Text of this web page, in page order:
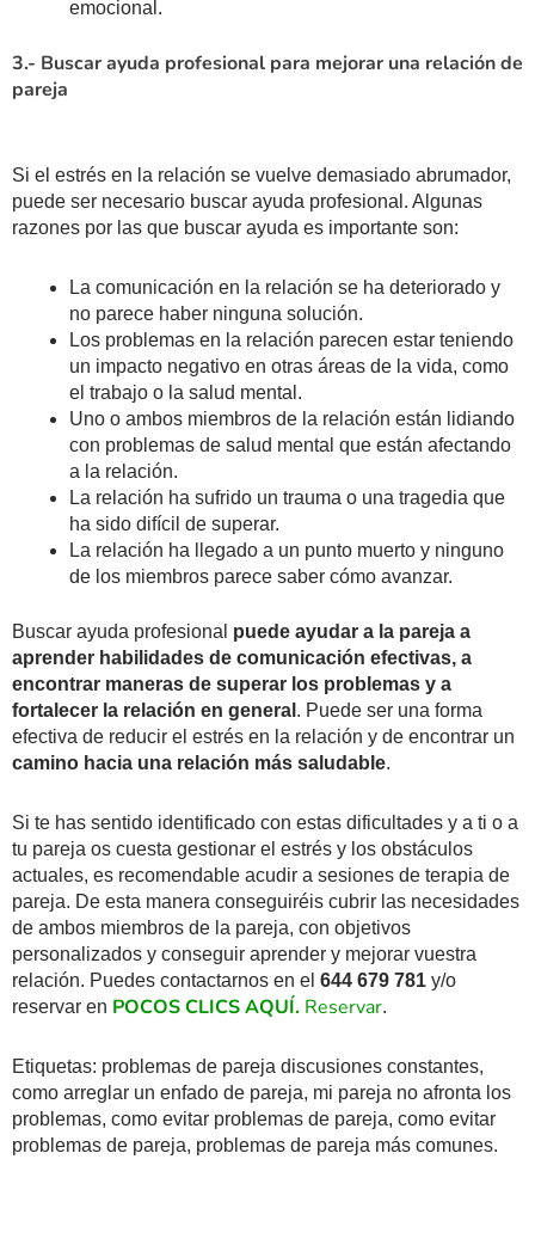
emocional.
3.- Buscar ayuda profesional para mejorar una relación de
pareja
Si el estrés en la relación se vuelve demasiado abrumador,
puede ser necesario buscar ayuda profesional. Algunas
razones por las que buscar ayuda es importante son:
La comunicación en la relación se ha deteriorado y
no parece haber ninguna solución.
Los problemas en la relación parecen estar teniendo
un impacto negativo en otras áreas de la vida, como
el trabajo o la salud mental.
Uno o ambos miembros de la relación están lidiando
con problemas de salud mental que están afectando
a la relación.
La relación ha sufrido un trauma o una tragedia que
ha sido difícil de superar.
La relación ha llegado a un punto muerto y ninguno
de los miembros parece saber cómo avanzar.
Buscar ayuda profesional puede ayudar a la pareja a
aprender habilidades de comunicación efectivas, a
encontrar maneras de superar los problemas y a
fortalecer la relación en general . Puede ser una forma
efectiva de reducir el estrés en la relación y de encontrar un
camino hacia una relación más saludable.
Si te has sentido identificado con estas dificultades y a ti o a
tu pareja os cuesta gestionar el estrés y los obstáculos
actuales, es recomendable acudir a sesiones de terapia de
pareja. De esta manera conseguiréis cubrir las necesidades
de ambos miembros de la pareja, con objetivos
personalizados y conseguir aprender y mejorar vuestra
relación. Puedes contactarnos en el 644 679 781 y/o
reservar en POCOS CLICS AQUÍ. Reservar.
Etiquetas: problemas de pareja discusiones constantes,
como arreglar un enfado de pareja, mi pareja no afronta los
problemas, como evitar problemas de pareja, como evitar
problemas de pareja, problemas de pareja más comunes.